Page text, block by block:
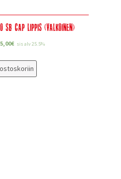
Cap Lippis (valkoinen)
€ sis alv 25.5%